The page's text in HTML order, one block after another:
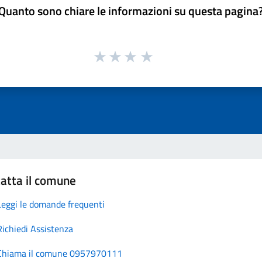
sono chiare le informazioni su questa
il comune
le domande frequenti
Assistenza
il comune 0957970111